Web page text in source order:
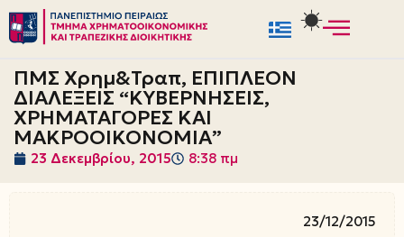
Μεταπηδήστε
στο
περιεχόμενο
ΠΜΣ Χρημ&Τραπ, ΕΠΙΠΛΕΟΝ
ΔΙΑΛΕΞΕΙΣ “ΚΥΒΕΡΝΗΣΕΙΣ,
ΧΡΗΜΑΤΑΓΟΡΕΣ ΚΑΙ
ΜΑΚΡΟΟΙΚΟΝΟΜΙΑ”
23 Δεκεμβρίου, 2015 8:38 πμ
23/12/2015